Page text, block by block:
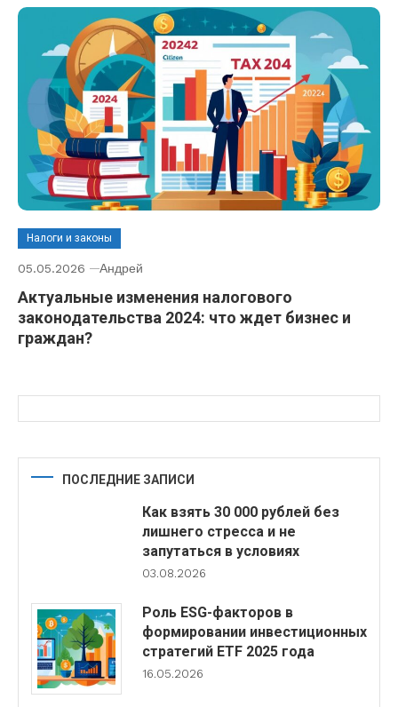
Налоги и законы
05.05.2026 Андрей
Актуальные изменения налогового
законодательства 2024: что ждет бизнес и
граждан?
ПОСЛЕДНИЕ ЗАПИСИ
Как взять 30 000 рублей без
лишнего стресса и не
запутаться в условиях
03.08.2026
Роль ESG-факторов в
формировании инвестиционных
стратегий ETF 2025 года
16.05.2026